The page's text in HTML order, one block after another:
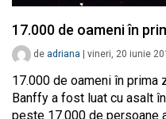
17.000 de oameni în
de adriana vineri, 20 iunie
17.000 de oameni în prima
Banffy a fost luat cu asalt
peste 17.000 de persoane